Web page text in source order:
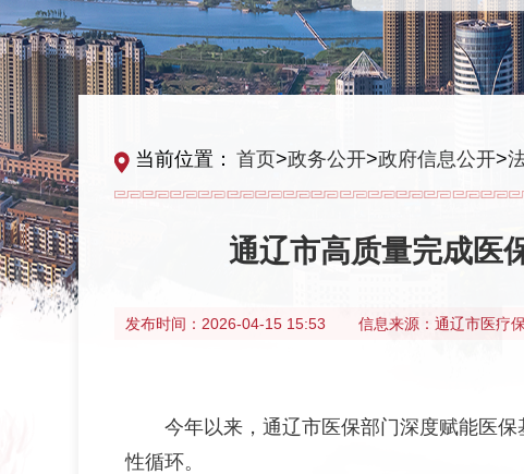
当前位置： 首页>政务公开>政府信息公开>
通辽市高质量完成医
发布时间： 2026-04-15 15:53 信息来源： 通辽市医疗
今年以来，通辽市医保部门深度赋能医
性循环。